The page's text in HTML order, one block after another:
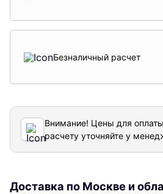
Безналичный расчет
Внимание! Цены для
расчету уточняйте у
Доставка по Москве и